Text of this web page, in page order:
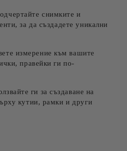
снимките и
за да създадете уникални
измерение към вашите
правейки ги по-
ги за създаване на
кутии, рамки и други